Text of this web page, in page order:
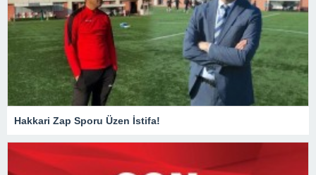
Hakkari Zap Sporu Üzen İstifa!